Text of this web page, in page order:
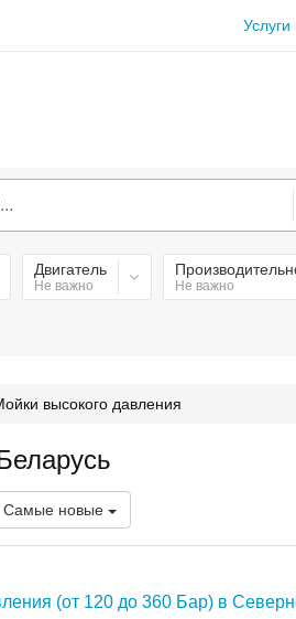
Услуги
Двигатель
Не важно Не важно
высокого давления
Самые новые
(от 120 до 360 Бар) в